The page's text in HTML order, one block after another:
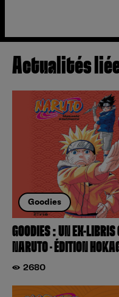
Actualités
Goodies
GOODIES : UN EX-LIBRIS
NARUTO – ÉDITION
2680